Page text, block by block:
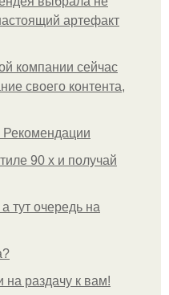
артефакт
компании сейчас
своего контента,
Рекомендации
90 х и получай
тут очередь на
раздачу к вам!